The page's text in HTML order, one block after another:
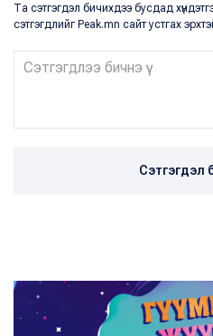
Та сэтгэгдэл бичихдээ бусдад
сэтгэгдлийг Peak.mn сайт устгах
Сэтгэгдэл